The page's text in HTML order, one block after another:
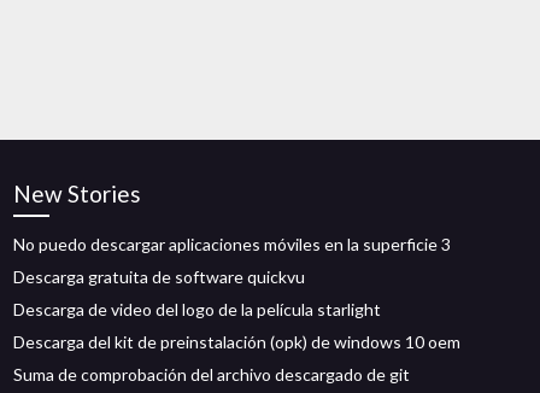
New Stories
No puedo descargar aplicaciones móviles en la superficie 3
Descarga gratuita de software quickvu
Descarga de video del logo de la película starlight
Descarga del kit de preinstalación (opk) de windows 10 oem
Suma de comprobación del archivo descargado de git